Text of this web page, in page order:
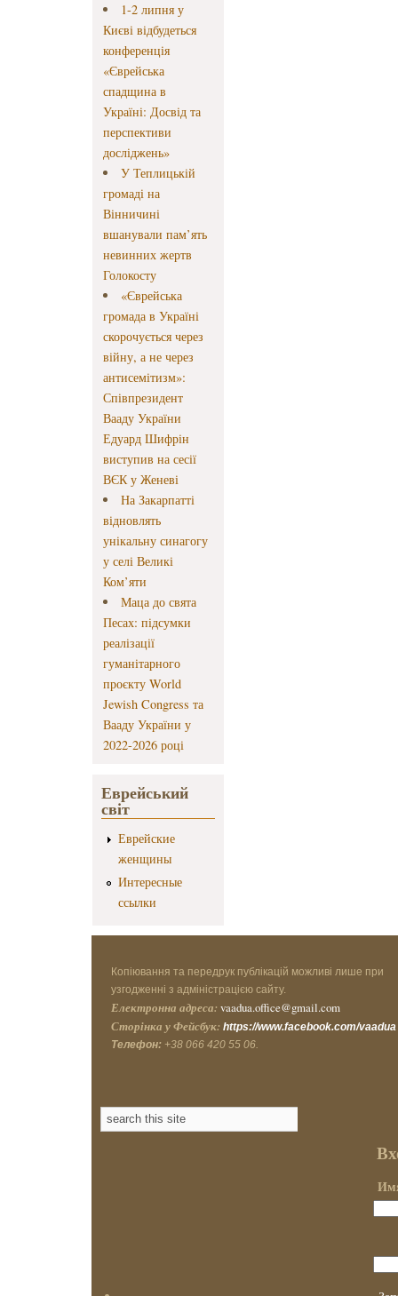
1-2 липня у
Києві відбудеться
конференція
«Єврейська
спадщина в
Україні: Досвід та
перспективи
досліджень»
У Теплицькій
громаді на
Вінничині
вшанували пам’ять
невинних жертв
Голокосту
«Єврейська
громада в Україні
скорочується через
війну, а не через
антисемітизм»:
Співпрезидент
Вааду України
Едуард Шифрін
виступив на сесії
ВЄК у Женеві
На Закарпатті
відновлять
унікальну синагогу
у селі Великі
Ком’яти
Маца до свята
Песах: підсумки
реалізації
гуманітарного
проєкту World
Jewish Congress та
Вааду України у
2022-2026 році
Еврейський
світ
Еврейские
женщины
Интересные
ссылки
Копіювання та передрук публікацій можливі лише при
узгодженні з адміністрацією сайту.
Електронна адреса: vaadua.office@gmail.com
Сторінка у Фейсбук: https://www.facebook.com/vaadua
Телефон: +38 066 420 55 06.